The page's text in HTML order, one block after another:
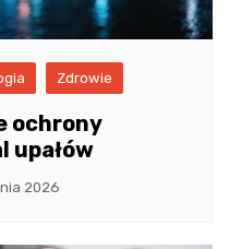
Zdrowie
ochrony
upałów
2026